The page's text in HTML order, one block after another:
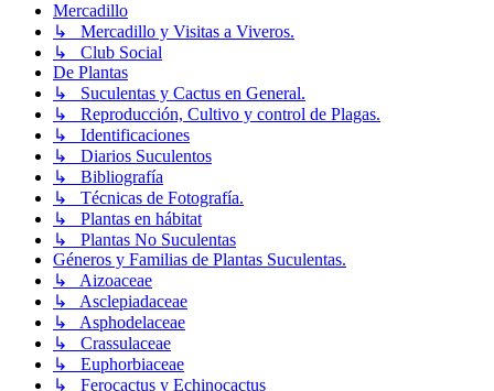
Mercadillo
↳ Mercadillo y Visitas a Viveros.
↳ Club Social
De Plantas
↳ Suculentas y Cactus en General.
↳ Reproducción, Cultivo y control de Plagas.
↳ Identificaciones
↳ Diarios Suculentos
↳ Bibliografía
↳ Técnicas de Fotografía.
↳ Plantas en hábitat
↳ Plantas No Suculentas
Géneros y Familias de Plantas Suculentas.
↳ Aizoaceae
↳ Asclepiadaceae
↳ Asphodelaceae
↳ Crassulaceae
↳ Euphorbiaceae
↳ Ferocactus y Echinocactus